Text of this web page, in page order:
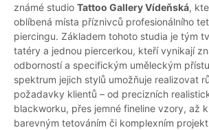
známé studio Tattoo Gallery Vídeňská,
oblíbená místa příznivců profesionálního
piercingu. Základem tohoto studia je tým
tatéry a jednou piercerkou, kteří vynikají
odborností a specifickým uměleckým
spektrum jejich stylů umožňuje realizovat
požadavky klientů – od precizních
blackworku, přes jemné fineline vzory, až
barevným tetováním či komplexním